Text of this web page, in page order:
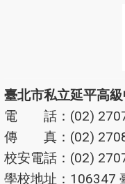
臺北市私立延平高
電 話：(02)
傳 真：(02)
校安電話：(02)
學校地址：106347